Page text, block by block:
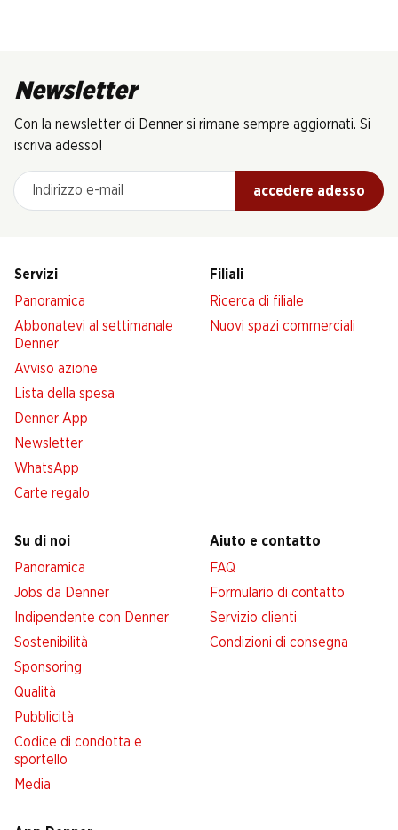
Newsletter
Con la newsletter di Denner si rimane sempre aggiornati. Si
iscriva adesso!
Indirizzo e-mail
accedere adesso
Servizi
Panoramica
Abbonatevi al settimanale
Denner
Avviso azione
Lista della spesa
Denner App
Newsletter
WhatsApp
Carte regalo
Filiali
Ricerca di filiale
Nuovi spazi commerciali
Su di noi
Panoramica
Jobs da Denner
Indipendente con Denner
Sostenibilità
Sponsoring
Qualità
Pubblicità
Codice di condotta e
sportello
Media
Aiuto e contatto
FAQ
Formulario di contatto
Servizio clienti
Condizioni di consegna